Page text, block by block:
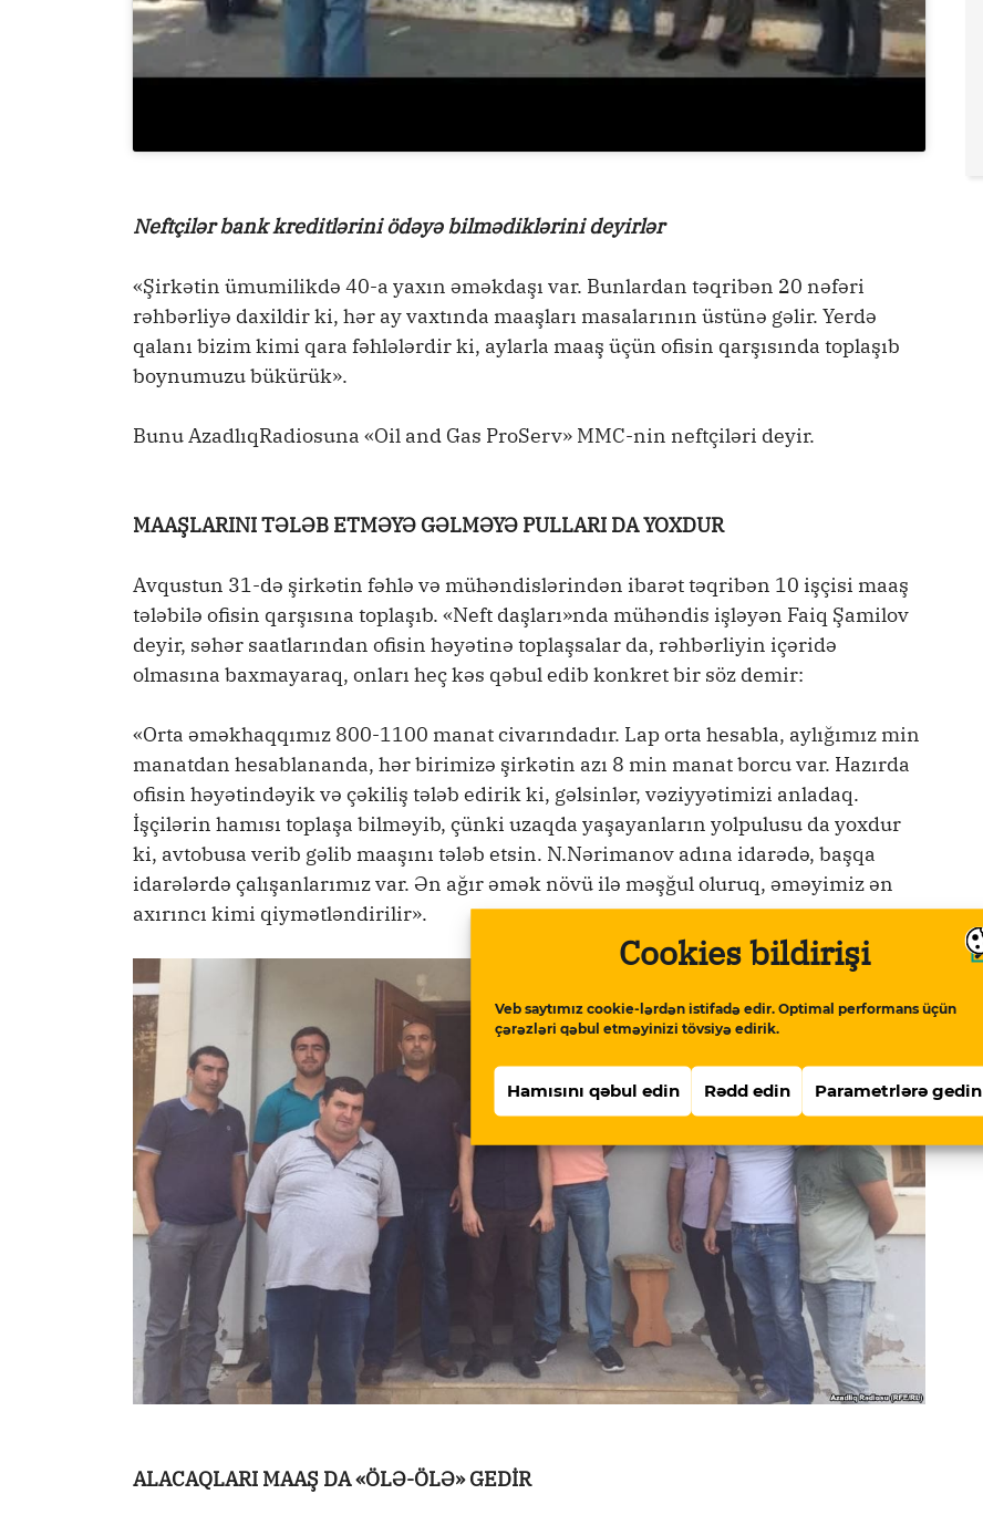
Cookies bildirişi
Veb saytımız cookie-lərdən istifadə edir. Optimal performans üçün
çərəzləri qəbul etməyinizi tövsiyə edirik.
Hamısını qəbul edin Rədd edin Parametrlərə gedin
Neftçilər bank kreditlərini ödəyə bilmədiklərini deyirlər
«Şirkətin ümumilikdə 40-a yaxın əməkdaşı var. Bunlardan təqribən 20 nəfəri
rəhbərliyə daxildir ki, hər ay vaxtında maaşları masalarının üstünə gəlir. Yerdə
qalanı bizim kimi qara fəhlələrdir ki, aylarla maaş üçün ofisin qarşısında toplaşıb
boynumuzu bükürük».
Bunu AzadlıqRadiosuna «Oil and Gas ProServ» MMC-nin neftçiləri deyir.
MAAŞLARINI TƏLƏB ETMƏYƏ GƏLMƏYƏ PULLARI DA YOXDUR
Avqustun 31-də şirkətin fəhlə və mühəndislərindən ibarət təqribən 10 işçisi maaş
tələbilə ofisin qarşısına toplaşıb. «Neft daşları»nda mühəndis işləyən Faiq Şamilov
deyir, səhər saatlarından ofisin həyətinə toplaşsalar da, rəhbərliyin içəridə
olmasına baxmayaraq, onları heç kəs qəbul edib konkret bir söz demir:
«Orta əməkhaqqımız 800-1100 manat civarındadır. Lap orta hesabla, aylığımız min
manatdan hesablananda, hər birimizə şirkətin azı 8 min manat borcu var. Hazırda
ofisin həyətindəyik və çəkiliş tələb edirik ki, gəlsinlər, vəziyyətimizi anladaq.
İşçilərin hamısı toplaşa bilməyib, çünki uzaqda yaşayanların yolpulusu da yoxdur
ki, avtobusa verib gəlib maaşını tələb etsin. N.Nərimanov adına idarədə, başqa
idarələrdə çalışanlarımız var. Ən ağır əmək növü ilə məşğul oluruq, əməyimiz ən
axırıncı kimi qiymətləndirilir».
ALACAQLARI MAAŞ DA «ÖLƏ-ÖLƏ» GEDİR